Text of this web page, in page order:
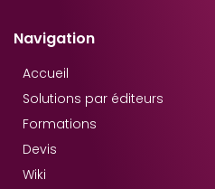
Navigation
Accueil
Solutions par éditeurs
Formations
Devis
Wiki